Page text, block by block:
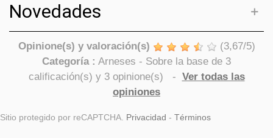
Novedades
Opinione(s) y valoración(s) (3,67/5)
Categoría : Arneses - Sobre la base de 3
calificación(s) y 3opinione(s) - Ver todas las
opiniones
Sitio protegido por reCAPTCHA. Privacidad - Términos